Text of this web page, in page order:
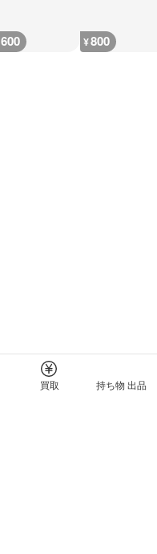
600 ¥800
買取 持ち物 出品